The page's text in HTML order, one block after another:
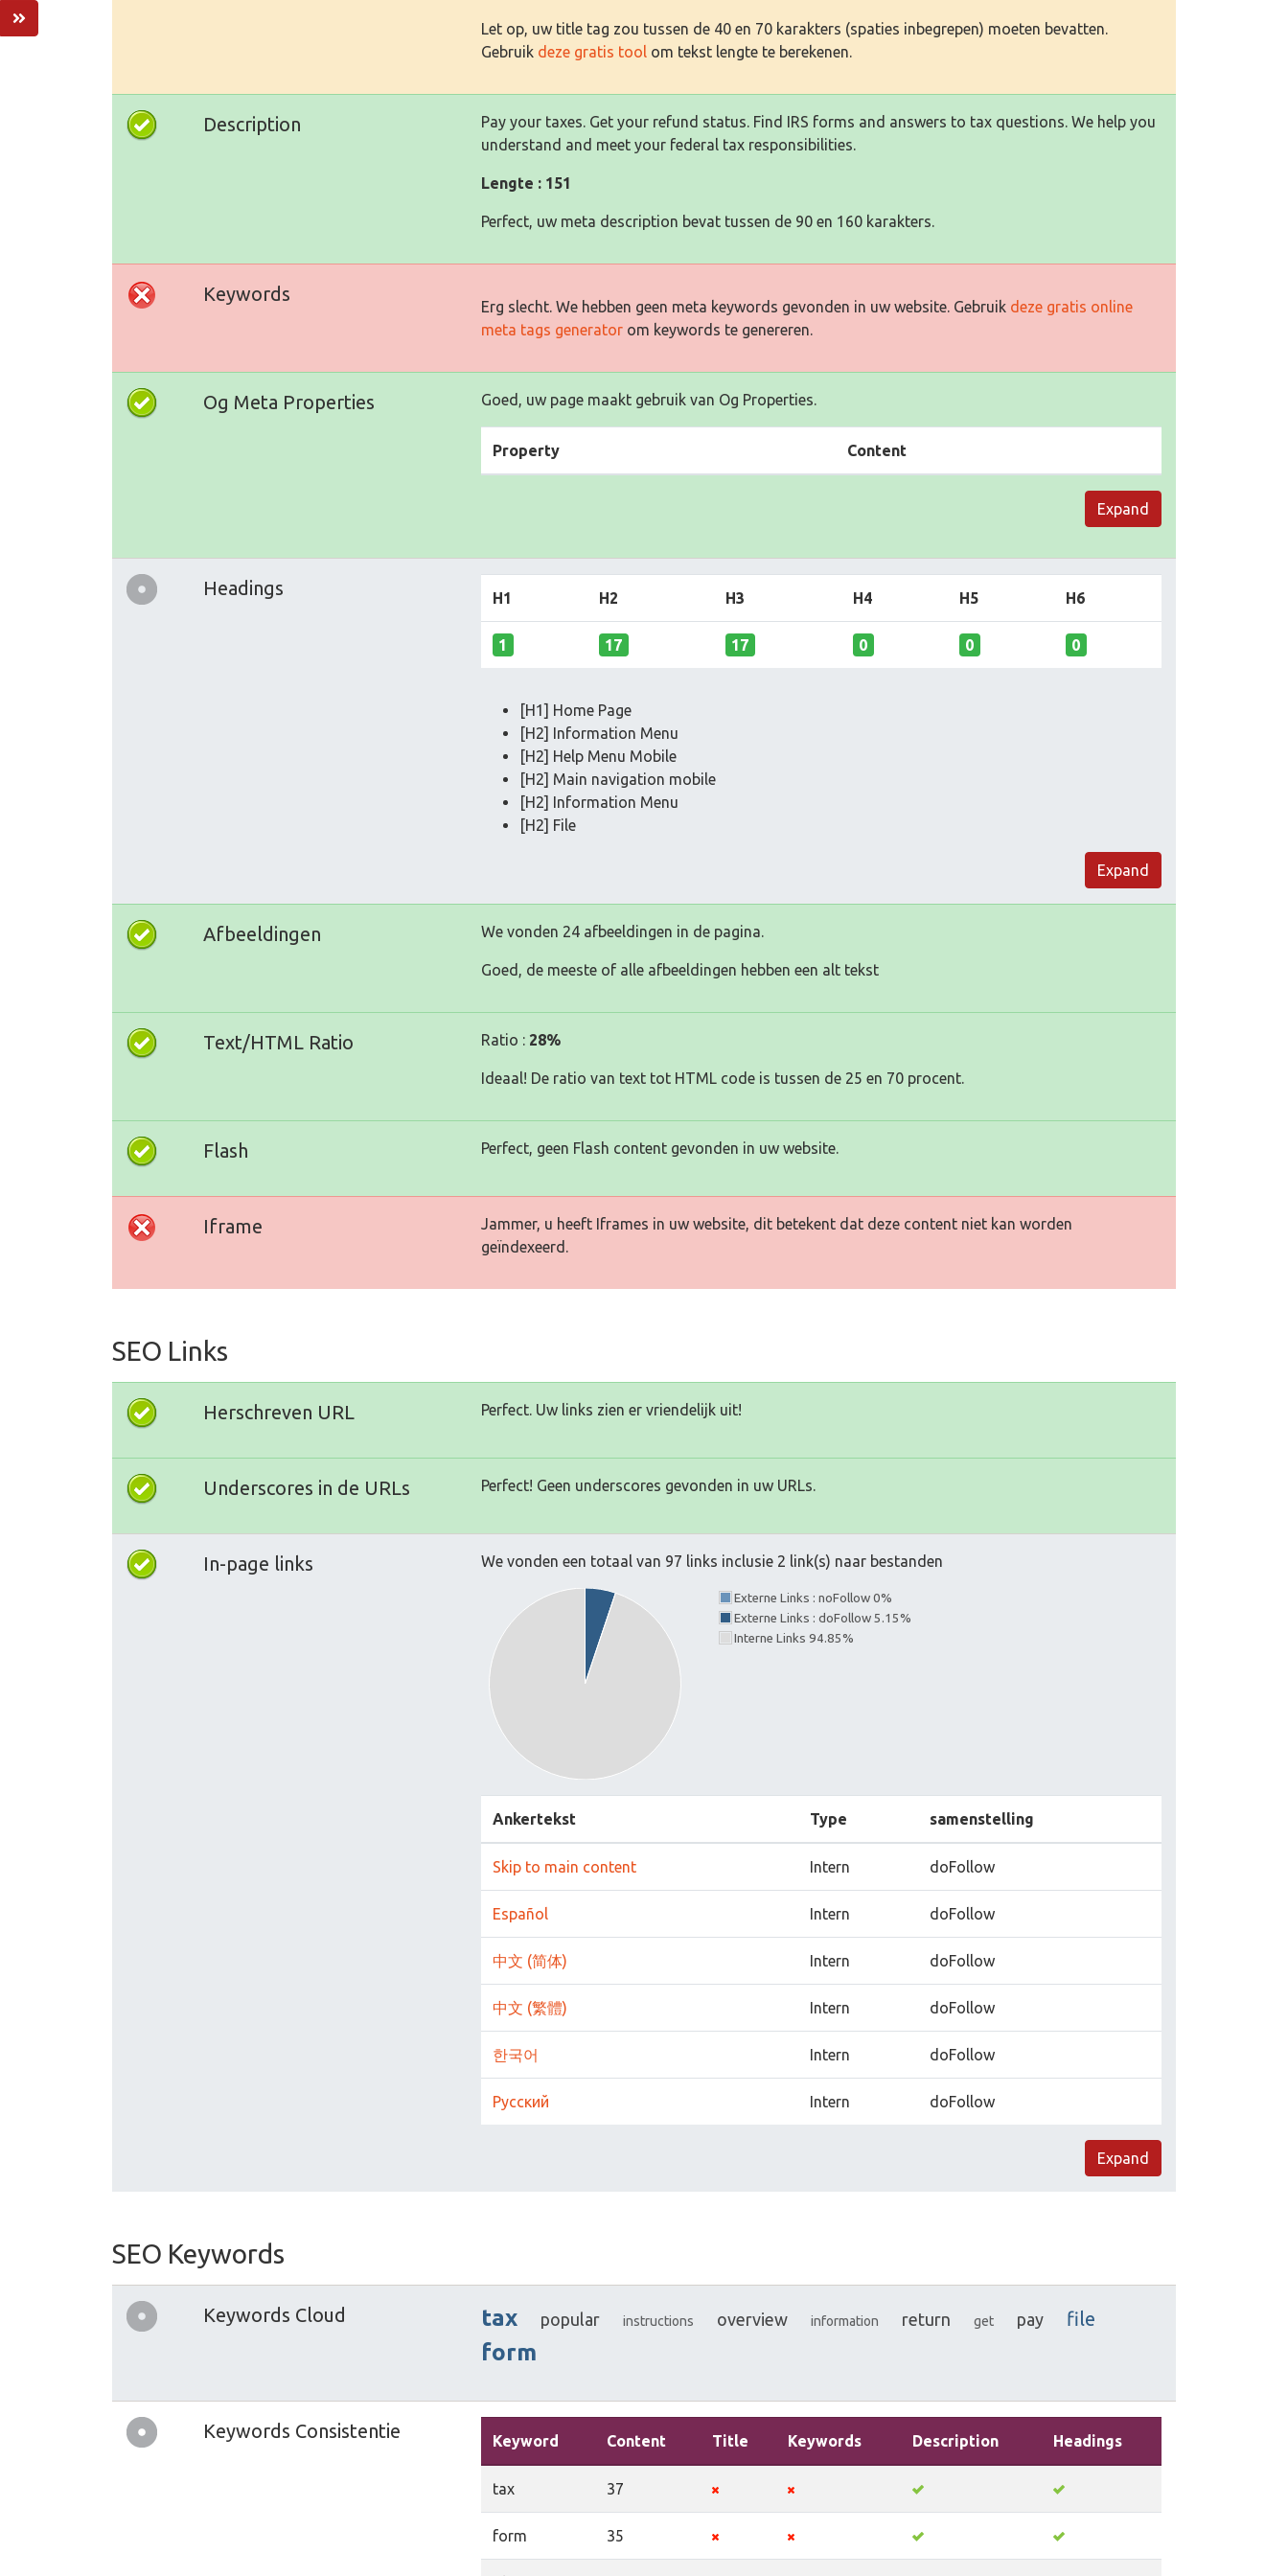
Let op, uw title tag zou tussen de 40 en 70 karakters (spaties inbegrepen) moeten bevatten.
Gebruik deze gratis tool om tekst lengte te berekenen.
Description
Pay your taxes. Get your refund status. Find IRS forms and answers to tax questions. We help you
understand and meet your federal tax responsibilities.
Lengte : 151
Perfect, uw meta description bevat tussen de 90 en 160 karakters.
Keywords
Erg slecht. We hebben geen meta keywords gevonden in uw website. Gebruik deze gratis online
meta tags generator om keywords te genereren.
Og Meta Properties Goed, uw page maakt gebruik van Og Properties.
Property Content
Expand
Headings H1 H2 H3 H4 H5 H6
1 17 17 0 0 0
[H1] Home Page
[H2] Information Menu
[H2] Help Menu Mobile
[H2] Main navigation mobile
[H2] Information Menu
[H2] File
Expand
Afbeeldingen We vonden 24 afbeeldingen in de pagina.
Goed, de meeste of alle afbeeldingen hebben een alt tekst
Text/HTML Ratio Ratio : 28%
Ideaal! De ratio van text tot HTML code is tussen de 25 en 70 procent.
Flash Perfect, geen Flash content gevonden in uw website.
Iframe
Jammer, u heeft Iframes in uw website, dit betekent dat deze content niet kan worden
geïndexeerd.
SEO Links
Herschreven URL Perfect. Uw links zien er vriendelijk uit!
Underscores in de URLs Perfect! Geen underscores gevonden in uw URLs.
In-page links We vonden een totaal van 97 links inclusie 2 link(s) naar bestanden
Externe Links : noFollow 0%
Externe Links : doFollow 5.15%
Interne Links 94.85%
Ankertekst Type samenstelling
Skip to main content Intern doFollow
Español Intern doFollow
中文 (简体) Intern doFollow
中文 (繁體) Intern doFollow
한국어 Intern doFollow
Русский Intern doFollow
Expand
SEO Keywords
Keywords Cloud tax popular instructions overview information return get pay file
form
Keywords Consistentie Keyword Content Title Keywords Description Headings
tax 37
form 35